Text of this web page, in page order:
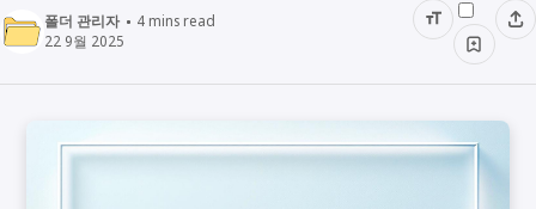
폴더 관리자 4mins read
22 9월 2025